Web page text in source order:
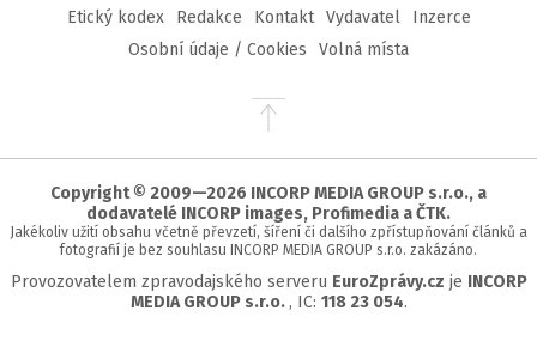
Etický kodex Redakce Kontakt Vydavatel
Inzerce
Osobní údaje / Cookies
Volná místa
Přejít
stránky
Copyright © 2009—2026 INCORP MEDIA GROUP s.r.o., a
dodavatelé INCORP images, Profimedia a ČTK.
Jakékoliv užití obsahu včetně převzetí, šíření či dalšího zpřístupňování článků a
fotografií je bez souhlasu INCORP MEDIA GROUP s.r.o. zakázáno.
Provozovatelem zpravodajského serveru EuroZprávy.cz je INCORP
MEDIA GROUP s.r.o. , IC: 118 23 054.